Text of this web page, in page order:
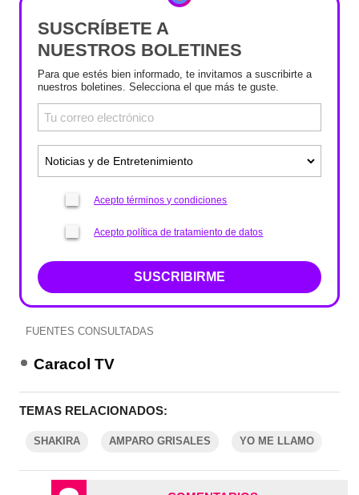
SUSCRÍBETE A
NUESTROS BOLETINES
Para que estés bien informado, te invitamos a suscribirte a
nuestros boletines. Selecciona el que más te guste.
Acepto términos y condiciones
Acepto política de tratamiento de datos
SUSCRIBIRME
FUENTES CONSULTADAS
Caracol TV
TEMAS RELACIONADOS:
SHAKIRA AMPARO GRISALES YO ME LLAMO